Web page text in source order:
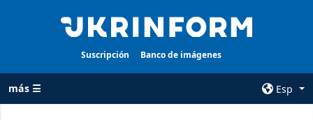
Suscripción Banco de imágenes
más ☰
Esp